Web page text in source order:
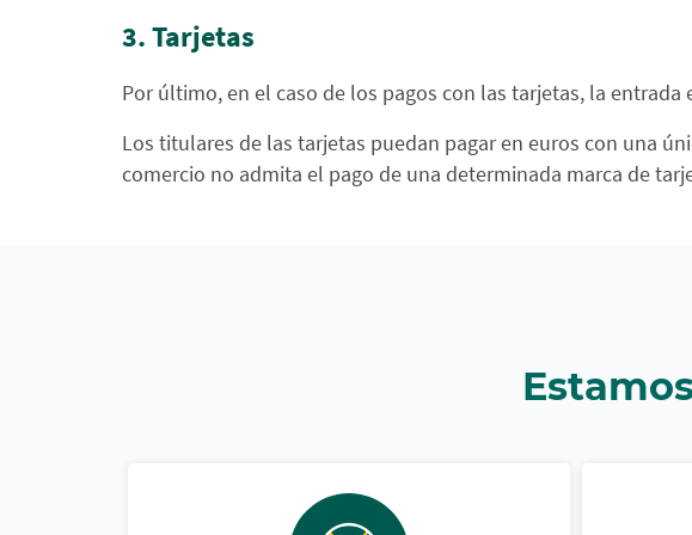
3. Tarjetas
Por último, en el caso de los pagos con las tarjetas, la entrada
Los titulares de las tarjetas puedan pagar en euros con una
comercio no admita el pago de una determinada marca de